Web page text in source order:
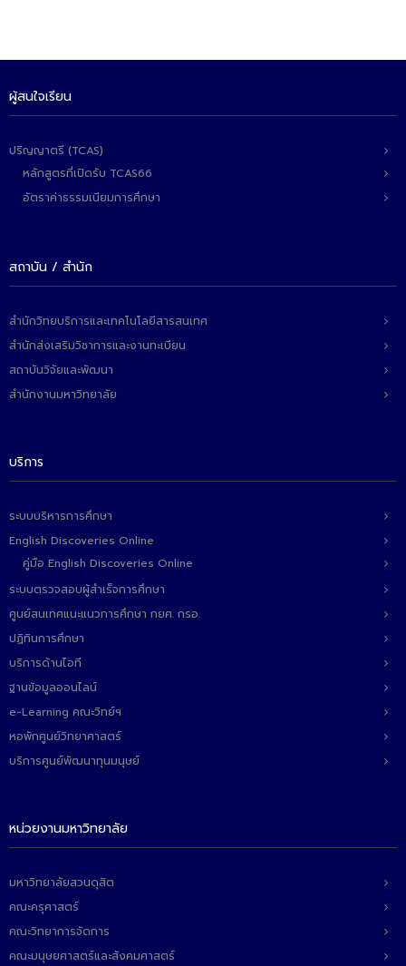
ผลงานคณะ
- การจัดการความรู้ (KM Scitech)
- โครงการบริหารจัดการพื้นที่ 10 ไร่ ด้านหลังโรงสีข้าว
- ผลงาน/รางวัล
- SDU Zero Waste
- งานวิจัย/นวัตกรรม
ติดต่อเรา
ผู้สนใจเรียน
ปริญญาตรี (TCAS)
หลักสูตรที่เปิดรับ TCAS66
อัตราค่าธรรมเนียมการศึกษา
สถาบัน / สำนัก
สำนักวิทยบริการและเทคโนโลยีสารสนเทศ
สำนักส่งเสริมวิชาการและงานทะเบียน
สถาบันวิจัยและพัฒนา
สำนักงานมหาวิทยาลัย
บริการ
ระบบบริหารการศึกษา
English Discoveries Online
คู่มือ English Discoveries Online
ระบบตรวจสอบผู้สำเร็จการศึกษา
ศูนย์สนเทศแนะแนวการศึกษา กยศ. กรอ.
ปฏิทินการศึกษา
บริการด้านไอที
ฐานข้อมูลออนไลน์
e-Learning คณะวิทย์ฯ
หอพักศูนย์วิทยาศาสตร์
บริการศูนย์พัฒนาทุนมนุษย์
หน่วยงานมหาวิทยาลัย
มหาวิทยาลัยสวนดุสิต
คณะครุศาสตร์
คณะวิทยาการจัดการ
คณะมนุษยศาสตร์และสังคมศาสตร์